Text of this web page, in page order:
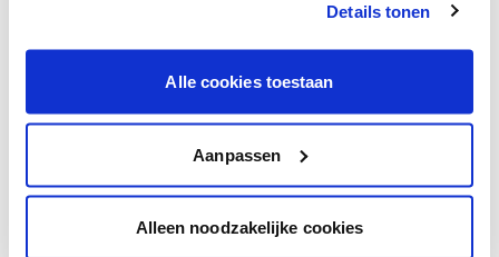
Details tonen
Alle cookies toestaan
Aanpassen
Alleen noodzakelijke cookies
Krijg kleuradvies op basis van de lichtinval
en je meubels.
Krijg ineens een technologische check-up